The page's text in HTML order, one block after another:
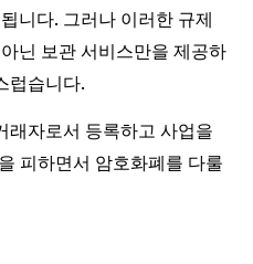
니다. 그러나 이러한 규제
닌 보관 서비스만을 제공하
럽습니다.
래자로서 등록하고 사업을
피하면서 암호화폐를 다룰